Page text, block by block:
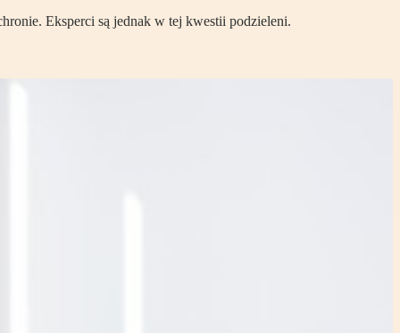
Eksperci są jednak w tej kwestii podzieleni.